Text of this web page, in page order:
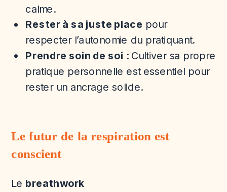
calme.
Rester à sa juste place pour
respecter l’autonomie du pratiquant.
Prendre soin de soi : Cultiver sa propre
pratique personnelle est essentiel pour
rester un ancrage solide.
Le futur de la respiration est
conscient
Le breathwork